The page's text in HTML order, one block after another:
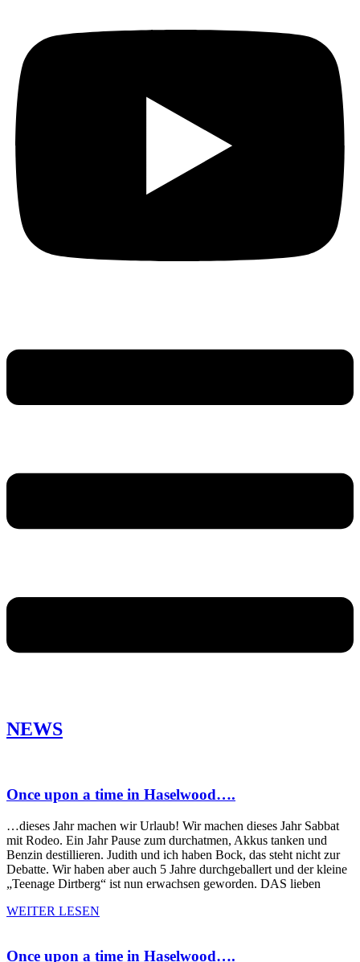
NEWS
Once upon a time in Haselwood….
…dieses Jahr machen wir Urlaub! Wir machen dieses Jahr Sabbat
mit Rodeo. Ein Jahr Pause zum durchatmen, Akkus tanken und
Benzin destillieren. Judith und ich haben Bock, das steht nicht zur
Debatte. Wir haben aber auch 5 Jahre durchgeballert und der kleine
„Teenage Dirtberg“ ist nun erwachsen geworden. DAS lieben
WEITER LESEN
Once upon a time in Haselwood….